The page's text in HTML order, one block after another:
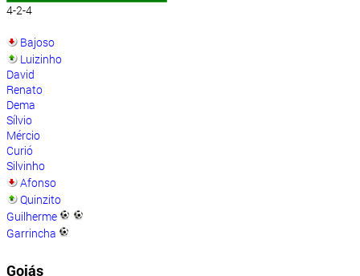
4-2-4
Bajoso
Luizinho
David
Renato
Dema
Sílvio
Mércio
Curió
Silvinho
Afonso
Quinzito
Guilherme
Garrincha
Goiás